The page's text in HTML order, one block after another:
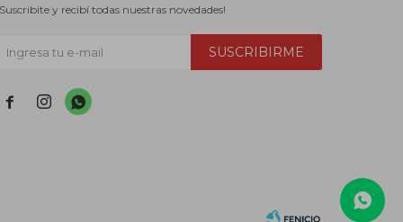
y recibí todas nuestras novedades!
SUSCRIBIRME
  